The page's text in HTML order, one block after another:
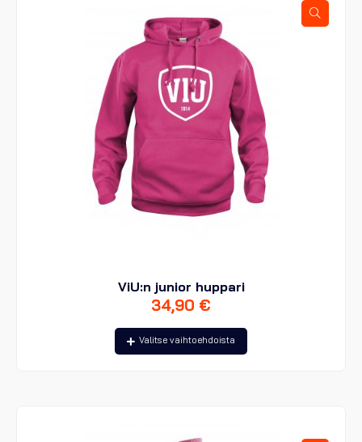
ViU:n junior huppari
34,90 €
Valitse vaihtoehdoista
Tällä
tuotteella